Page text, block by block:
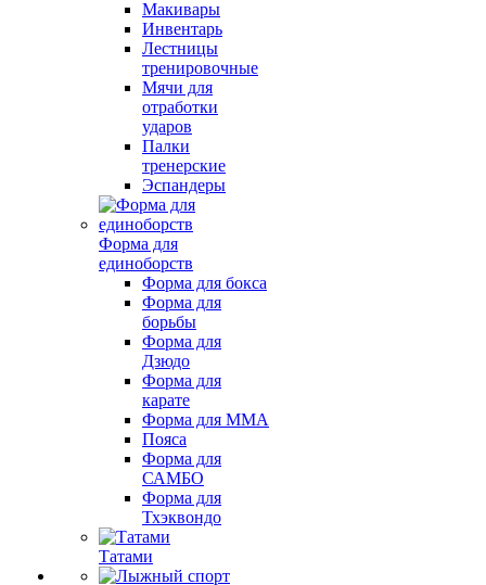
Макивары
Инвентарь
Лестницы
тренировочные
Мячи для
отработки
ударов
Палки
тренерские
Эспандеры
Форма для
единоборств
Форма для бокса
Форма для
борьбы
Форма для
Дзюдо
Форма для
карате
Форма для MMA
Пояса
Форма для
САМБО
Форма для
Тхэквондо
Татами